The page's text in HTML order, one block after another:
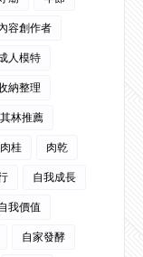
容創作者
人模特
納整理
林推薦
肉桂
肉乾
自我成長
我價值
自家發酵